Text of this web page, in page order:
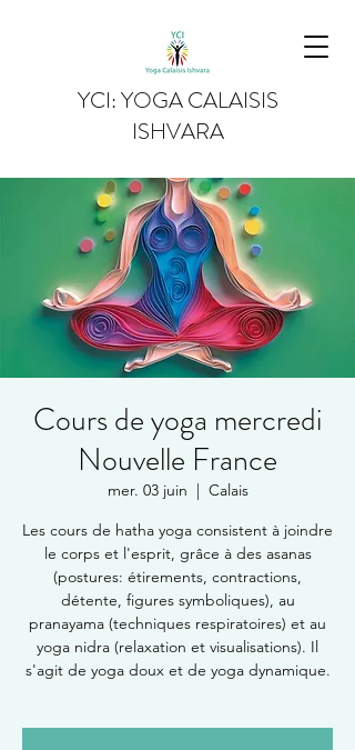
YCI: YOGA CALAISIS
ISHVARA
Cours de yoga mercredi
Nouvelle France
mer. 03 juin
  |
Calais
Les cours de hatha yoga consistent à joindre
le corps et l'esprit, grâce à des asanas
(postures: étirements, contractions,
détente, figures symboliques), au
pranayama (techniques respiratoires) et au
yoga nidra (relaxation et visualisations). Il
s'agit de yoga doux et de yoga dynamique.